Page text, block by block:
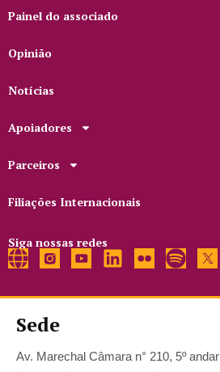
Painel do associado
Opinião
Notícias
Apoiadores
Parceiros
Filiações Internacionais
Siga nossas redes
Sede
Av. Marechal Câmara n° 210, 5º andar